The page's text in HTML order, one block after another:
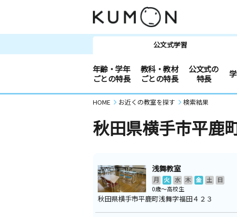
公文式学習
年齢・学年
ごとの特長
教科・教材
ごとの特長
公文式の
特長
HOME お近くの教室を探す 検索結果
秋田県横手市平鹿
浅舞教室
月 火 水 木 金 土
日
0歳～高校生
秋田県横手市平鹿町浅舞字福田４２３